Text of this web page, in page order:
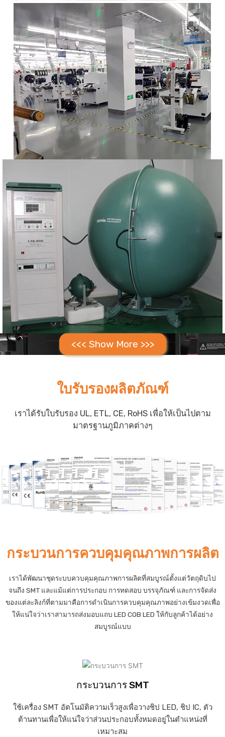
<<< Show More >>>
ใบรับรองผลิตภัณฑ์
เราได้รับใบรับรอง UL, ETL, CE, RoHS เพื่อให้เป็นไปตาม
มาตรฐานภูมิภาคต่างๆ
กระบวนการควบคุมคุณภาพการผลิต
เราได้พัฒนาชุดระบบควบคุมคุณภาพการผลิตที่สมบูรณ์ตั้งแต่วัตถุดิบไป
จนถึง SMT และแม้แต่การประกอบ การทดสอบ บรรจุภัณฑ์ และการจัดส่ง
ของแต่ละลิงก์ที่ตามมาคือการดำเนินการควบคุมคุณภาพอย่างเข้มงวดเพื่อ
ให้แน่ใจว่าเราสามารถส่งมอบแถบ LED COB LED ให้กับลูกค้าได้อย่าง
สมบูรณ์แบบ
กระบวนการ SMT
ใช้เครื่อง SMT อัตโนมัติความเร็วสูงเพื่อวางชิป LED, ชิป IC, ตัว
ต้านทานเพื่อให้แน่ใจว่าส่วนประกอบทั้งหมดอยู่ในตำแหน่งที่
เหมาะสม